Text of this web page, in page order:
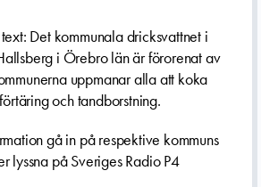
Det kommunala dricksvattnet i
i Örebro län är förorenat av
uppmanar alla att koka
och tandborstning.
gå in på respektive kommuns
lyssna på Sveriges Radio P4